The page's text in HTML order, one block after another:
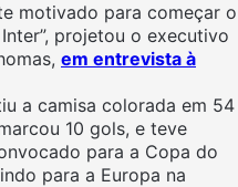
motivado para começar o
projetou o executivo
em entrevista à
a camisa colorada em 54
10 gols, e teve
para a Copa do
para a Europa na